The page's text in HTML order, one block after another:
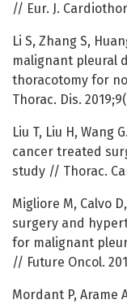
// Eur. J.
Li S, Zhang S,
malignant pleural
thoracotomy for
Thorac. Dis.
Liu T, Liu H, Wang
cancer treated
study // Thorac.
Migliore M, Calvo
surgery and
for malignant
// Future Oncol.
Mordant P, Arame